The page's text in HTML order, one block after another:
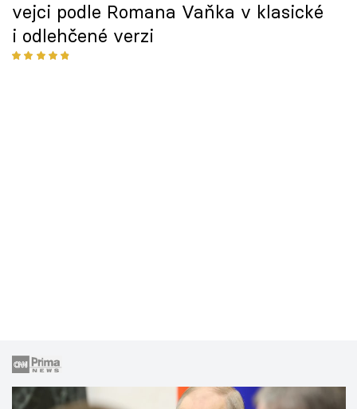
vejci podle Romana Vaňka v klasické
i odlehčené verzi